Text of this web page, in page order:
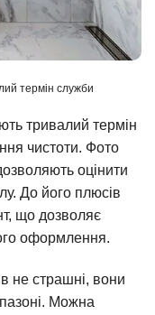
термін служби
тривалий термін
чистоти. Фото
оцінити
До його плюсів
що дозволяє
оформлення.
не страшні, вони
Можна